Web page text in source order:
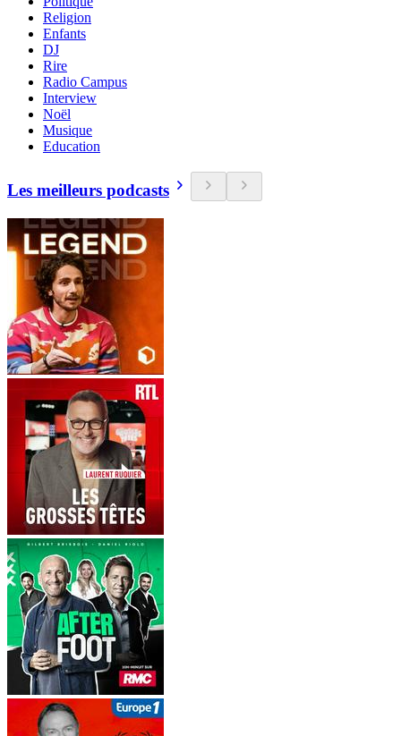
Religion
Enfants
DJ
Rire
Radio Campus
Interview
Noël
Musique
Education
Les meilleurs podcasts